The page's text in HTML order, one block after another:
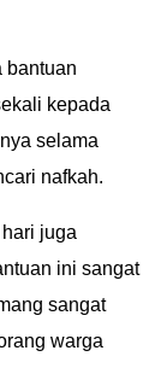
bantuan
kepada
selama
nafkah.
juga
ini sangat
sangat
warga